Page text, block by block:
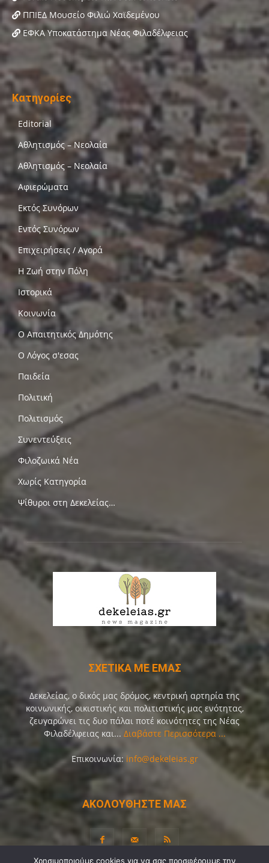
ΠΠΙΕΔ Μουσείο Φιλιώ Χαϊδεμένου
ΕΦΚΑ Υποκατάστημα Νέας Φιλαδέλφειας
Κατηγορίες
Editorial
Αθλητισμός – Νεολαία
Αθλητισμός – Νεολαία
Αφιερώματα
Εκτός Συνόρων
Εντός Συνόρων
Επιχειρήσεις / Αγορά
Η Ζωή στην Πόλη
Ιστορικά
Κοινωνία
Ο Απαιτητικός Δημότης
Ο Λόγος σ'εσας
Παιδεία
Πολιτική
Πολιτισμός
Συνεντεύξεις
Φιλοζωικά Νέα
Χωρίς Κατηγορία
Ψίθυροι στη Δεκελείας…
ΣΧΕΤΙΚΑ ΜΕ ΕΜΑΣ
Δεκελείας, ο δικός μας δρόμος, κεντρική αρτηρία της
κοινωνικής, οικιστικής και πολιτιστικής μας ενότητας,
ζευγαρώνει τις δυο πάλαι ποτέ κοινότητες της Νέας
Φιλαδέλφειας και... Διαβάστε Περισσότερα ...
Επικοινωνία: info@dekeleias.gr
ΑΚΟΛΟΥΘΗΣΤΕ ΜΑΣ
Χρησιμοποιούμε cookies για να σας προσφέρουμε την